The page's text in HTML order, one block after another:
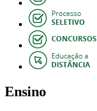
Ensino